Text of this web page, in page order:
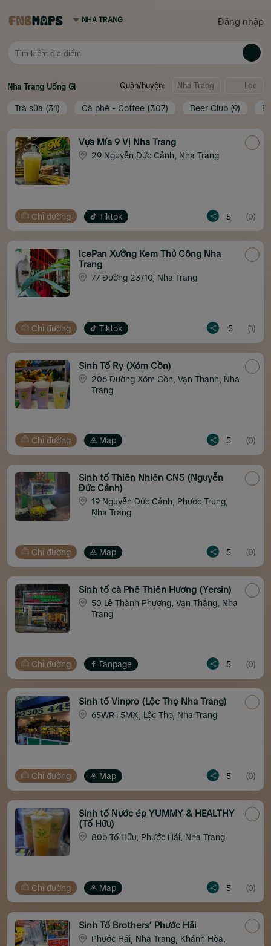
Đăng nhập
Quận/huyện: Lọc
Nha Trang Uống Gì
Trà sữa (31) Cà phê - Coffee (307) Beer Club (9)
Vựa Mía 9 Vị Nha Trang
29 Nguyễn Đức Cảnh, Nha Trang
Chỉ đường Tiktok 5 (0)
IcePan Xưởng Kem Thủ Công Nha
Trang
77 Đường 23/10, Nha Trang
Chỉ đường Tiktok 5 (1)
Sinh Tố Ry (Xóm Cồn)
206 Đường Xóm Cồn, Vạn Thạnh, Nha
Trang
Chỉ đường Map 5 (0)
Sinh tố Thiên Nhiên CN5 (Nguyễn
Đức Cảnh)
19 Nguyễn Đức Cảnh, Phước Trung,
Nha Trang
Chỉ đường Map 5 (0)
Sinh tố cà Phê Thiên Hương (Yersin)
50 Lê Thành Phương, Vạn Thắng, Nha
Trang
Chỉ đường Fanpage 5 (0)
Sinh tố Vinpro (Lộc Thọ Nha Trang)
65WR+5MX, Lộc Thọ, Nha Trang
Chỉ đường Map 5 (0)
Sinh tố Nước ép YUMMY & HEALTHY
(Tố Hữu)
80b Tố Hữu, Phước Hải, Nha Trang
Chỉ đường Map 5 (0)
Sinh Tố Brothers’ Phước Hải
Phước Hải, Nha Trang, Khánh Hòa,